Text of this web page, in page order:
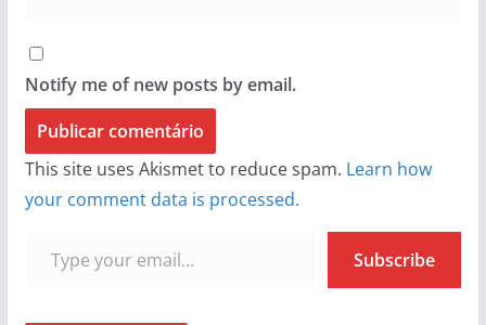
Notify me of new posts by email.
This site uses Akismet to reduce spam. Learn how
your comment data is processed.
Subscribe